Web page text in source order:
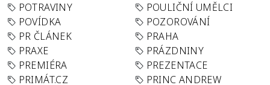
POTRAVINY
POULIČNÍ UMĚLCI
POVÍDKA
POZOROVÁNÍ
PR ČLÁNEK
PRAHA
PRAXE
PRÁZDNINY
PREMIÉRA
PREZENTACE
PRIMÁT.CZ
PRINC ANDREW